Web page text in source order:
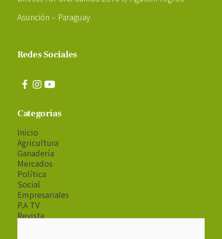
Asunción – Paraguay
Redes Sociales
Categorías
Inicio
Agricultura
Ganadería
Mercados
Política
Social
Empresariales
P.A TV
Revista